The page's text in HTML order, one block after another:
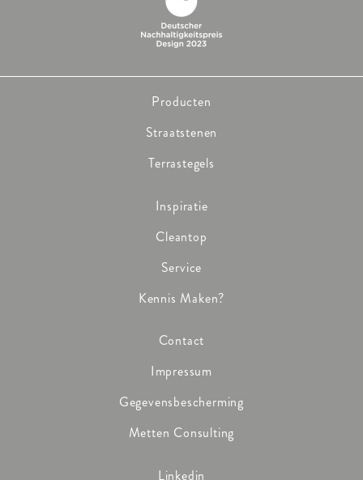
Producten
Straatstenen
Terrastegels
Inspiratie
Cleantop
Service
Kennis Maken?
Contact
Impressum
Gegevensbescherming
Metten Consulting
Linkedin